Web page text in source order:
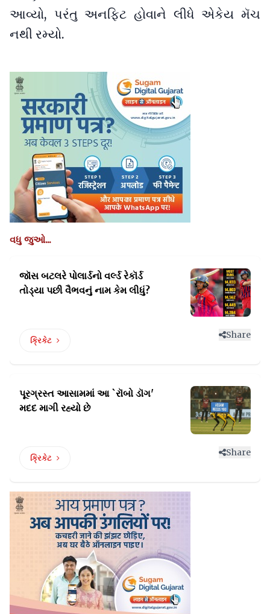
આવ્યો, પરંતુ અનફિટ હોવાને લીધે એકેય મૅચ
નથી રમ્યો.
વધુ જુઓ...
જૉસ બટલરે પોલાર્ડનો વર્લ્ડ રેકૉર્ડ
તોડ્યા પછી વૈભવનું નામ કેમ લીધું?
ક્રિકેટ
Share
પૂરગ્રસ્ત આસામમાં આ `રૉબો ડૉગ'
મદદ માગી રહ્યો છે
ક્રિકેટ
Share